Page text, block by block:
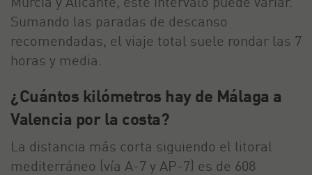
Sumando las paradas de descanso
recomendadas, el viaje total suele rondar las 7
horas y media.
¿Cuántos kilómetros hay de Málaga a
Valencia por la costa?
La distancia más corta siguiendo el litoral
mediterráneo (vía A-7 y AP-7) es de 608